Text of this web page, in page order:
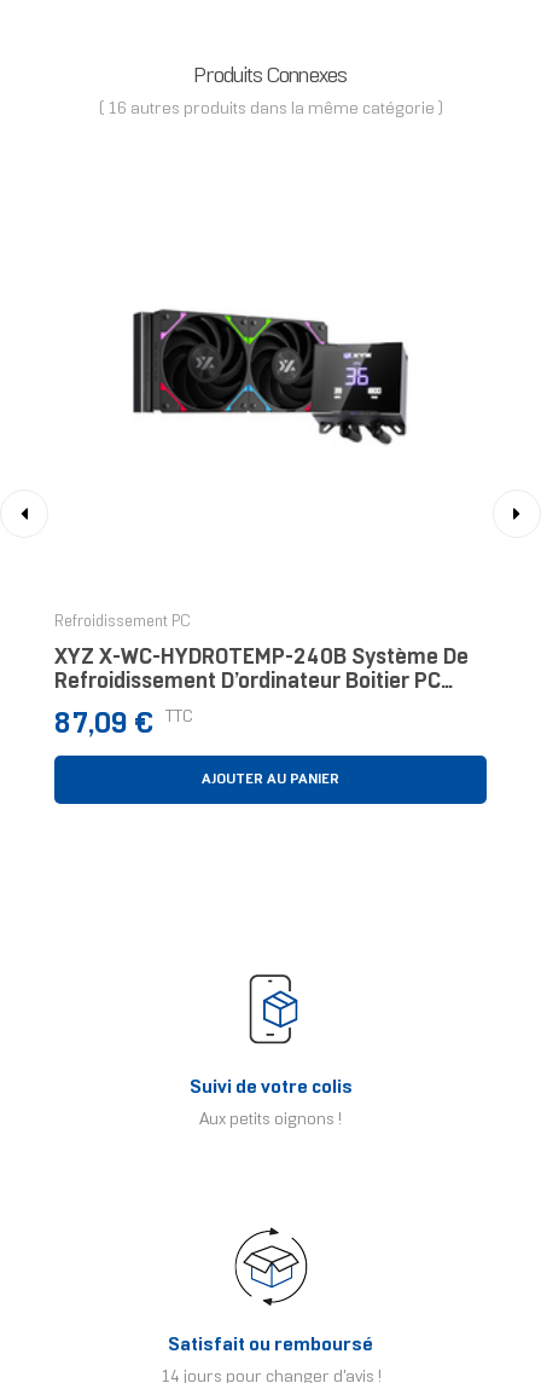
Produits Connexes
( 16 autres produits dans la même catégorie )
Refroidissement PC
XYZ X-WC-HYDROTEMP-240B Système De
Refroidissement D’ordinateur Boitier PC
Refroidisseur De Liquide Tout-En-Un
Prix
87,09 € TTC
AJOUTER AU PANIER
Suivi de votre colis
Aux petits oignons !
Satisfait ou remboursé
14 jours pour changer d'avis !